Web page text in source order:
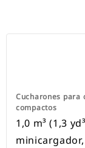
Cucharones para
compactos
1,0 m³ (1,3